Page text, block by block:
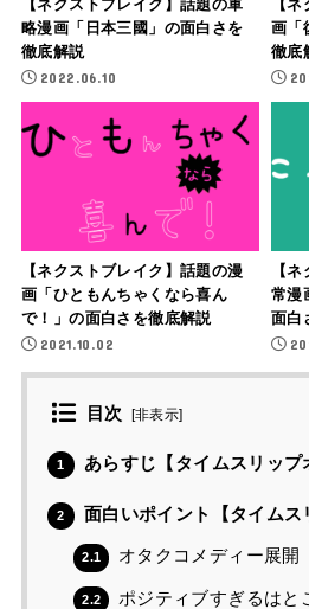
【ネクストブレイク】話題の軍
略漫画「日本三國」の面白さを
徹底解説
2022.06.10
【
画「
徹底
【ネクストブレイク】話題の漫
画「ひともんちゃくなら喜ん
で！」の面白さを徹底解説
2021.10.02
【
常漫
面白
目次 [非表示]
1 あらすじ【タイムスリップ
2 面白いポイント【タイムス
2.1 オタクコメディー展開
2.2 ポジティブすぎるはと